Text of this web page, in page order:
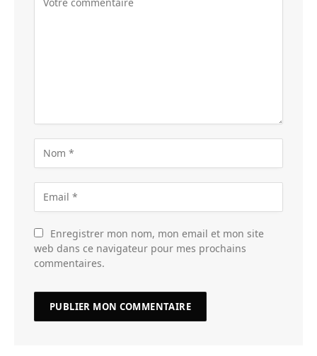
Enregistrer mon nom, mon email et mon site
web dans ce navigateur pour mes prochains
commentaires.